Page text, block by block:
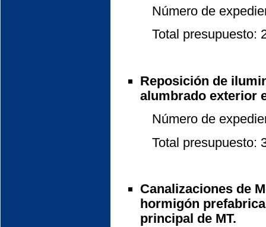
Número de
Total presupuesto:
Reposición de
alumbrado exterior
Número de
Total presupuesto:
Canalizaciones de
hormigón
principal de MT.